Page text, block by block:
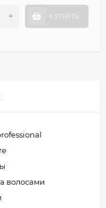
+ КУПИТЬ
волосами